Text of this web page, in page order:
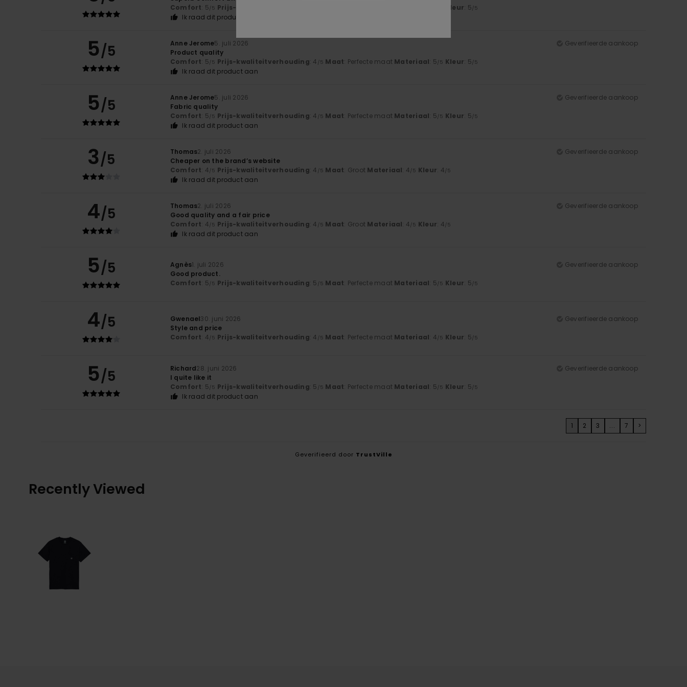
Comfort: 5/5 Prijs-kwaliteitverhouding Kleur: 5/5
Ik raad dit product aan
5/5 Anne Jerome5. juli 2026
Geverifieerde aankoop
Product quality
Comfort: 5/5 Prijs-kwaliteitverhouding: 4 /5 Maat: Perfecte maat Materiaal: 5/5 Kleur: 5/5
Ik raad dit product aan
5/5 Anne Jerome5. juli 2026
Geverifieerde aankoop
Fabric quality
Comfort: 5/5 Prijs-kwaliteitverhouding: 4 /5 Maat: Perfecte maat Materiaal: 5/5 Kleur: 5/5
Ik raad dit product aan
3/5 Thomas2. juli 2026
Geverifieerde aankoop
Cheaper on the brand’s website
Comfort: 4/5 Prijs-kwaliteitverhouding: 4 /5 Maat: Groot Materiaal: 4/5 Kleur: 4/5
Ik raad dit product aan
4/5 Thomas2. juli 2026
Geverifieerde aankoop
Good quality and a fair price
Comfort: 4/5 Prijs-kwaliteitverhouding: 4 /5 Maat: Groot Materiaal: 4/5 Kleur: 4/5
Ik raad dit product aan
5/5 Agnès1. juli 2026
Geverifieerde aankoop
Good product.
Comfort: 5/5 Prijs-kwaliteitverhouding: 5 /5 Maat: Perfecte maat Materiaal: 5/5 Kleur: 5/5
4/5 Gwenael30. juni 2026
Geverifieerde aankoop
Style and price
Comfort: 4/5 Prijs-kwaliteitverhouding: 4 /5 Maat: Perfecte maat Materiaal: 4/5 Kleur: 5/5
5/5 Richard28. juni 2026
Geverifieerde aankoop
I quite like it
Comfort: 5/5 Prijs-kwaliteitverhouding: 5 /5 Maat: Perfecte maat Materiaal: 5/5 Kleur: 5/5
Ik raad dit product aan
1 2 3 ... 7 >
Geverifieerd door TrustVille
Recently Viewed